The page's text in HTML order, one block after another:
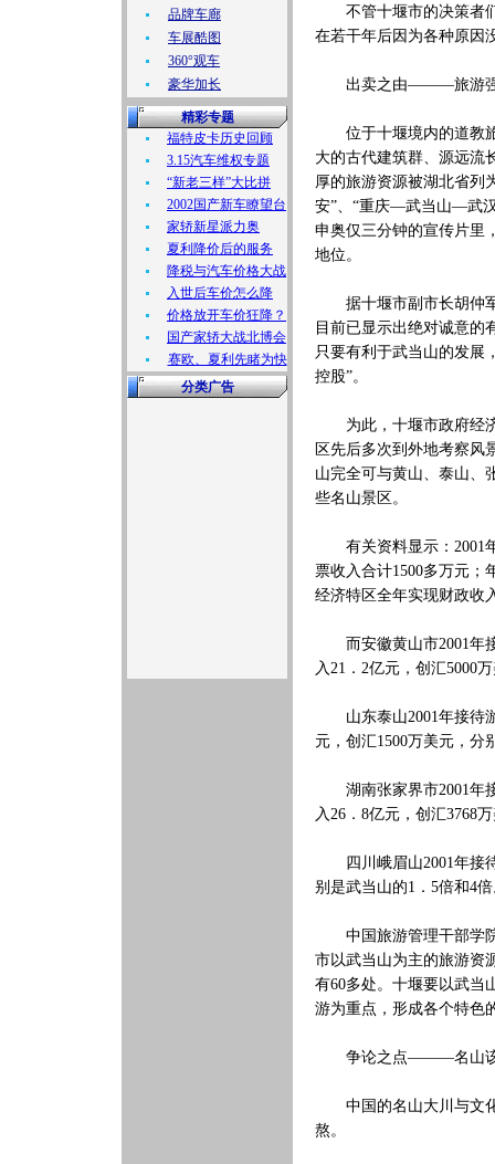
品牌车廊
车展酷图
360°观车
豪华加长
精彩专题
福特皮卡历史回顾
3.15汽车维权专题
“新老三样”大比拼
2002国产新车瞭望台
家轿新星派力奥
夏利降价后的服务
降税与汽车价格大战
入世后车价怎么降
价格放开车价狂降？
国产家轿大战北博会
赛欧、夏利先睹为快
分类广告
不管十堰市的决策者们
在若干年后因为各种原因
出卖之由———旅游
位于十堰境内的道教旅
大的古代建筑群、源远流
厚的旅游资源被湖北省
安”、“重庆—武当山—武
申奥仅三分钟的宣传片里
地位。
据十堰市副市长胡仲军
目前已显示出绝对诚意的
只要有利于武当山的发展
控股”。
为此，十堰市政府经济
区先后多次到外地考察风
山完全可与黄山、泰山、
些名山景区。
有关资料显示：2001年
票收入合计1500多万元；
经济特区全年实现财政收
而安徽黄山市2001年接
入21．2亿元，创汇5000
山东泰山2001年接待游
元，创汇1500万美元，分
湖南张家界市2001年接
入26．8亿元，创汇3768
四川峨眉山2001年接待
别是武当山的1．5倍和4
中国旅游管理干部学院
市以武当山为主的旅游资
有60多处。十堰要以武当
游为重点，形成各个特色
争论之点———名山该
中国的名山大川与文化
熬。